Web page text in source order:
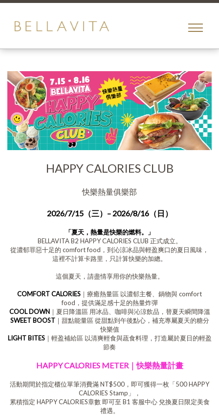
HAPPY CALORIES CLUB
快樂熱量俱樂部
2026/7/15（三）– 2026/8/16（日）
「夏天，熱量是快樂的燃料。」
BELLAVITA B2 HAPPY CALORIES CLUB 正式成立。
從濃郁罪惡十足的 comfort food，到沁涼冰品與輕盈爽口的夏日風味，
這裡不計算卡路里，只計算快樂的加總。
這個夏天，請盡情享用你的快樂熱量。
COMFORT CALORIES ｜療癒熱量區 以濃郁主餐、鍋物與 comfort
food，提供滿足感十足的熱量炸彈
COOL DOWN｜夏日降溫區 用冰品、咖啡與沁涼飲品，替夏天瞬間降溫
SWEET BOOST｜甜點能量區 從甜點到午後點心，補充專屬夏天的糖分
快樂值
LIGHT BITES｜輕盈補給區 以清爽輕食與蔬食料理，打造屬於夏日的輕盈
節奏
HAPPY CALORIES METER｜快樂熱量計畫
活動期間於指定櫃位單筆消費滿 NT$500，即可獲得一枚「500 HAPPY
CALORIES Stamp」，
累積指定 HAPPY CALORIES章數 即可至 B1 客服中心 兌換夏日限定美食
禮遇。